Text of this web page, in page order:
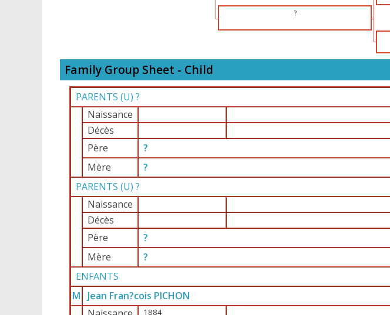
?
Family Group Sheet - Child
PARENTS (U) ?
Naissance
Décès
Père
?
Mère
?
PARENTS (U) ?
Naissance
Décès
Père
?
Mère
?
ENFANTS
M
Jean Fran?cois PICHON
1884